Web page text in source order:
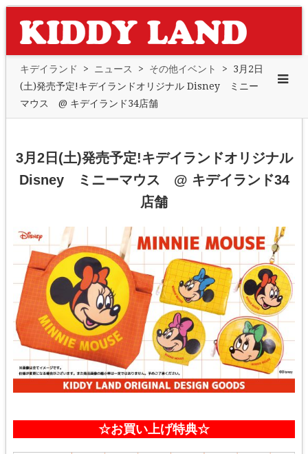
キデイランド > ニュース > その他イベント > 3月2日
(土)発売予定!キデイランドオリジナル Disney ミニー
マウス @ キデイランド34店舗
3月2日(土)発売予定!キデイランドオリジナル
Disney ミニーマウス @ キデイランド34
店舗
☆お買い上げ特典☆